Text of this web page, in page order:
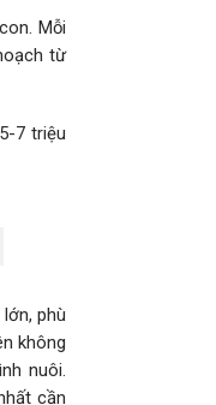
Mỗi
từ
7 triệu
phù
không
nuôi.
cần